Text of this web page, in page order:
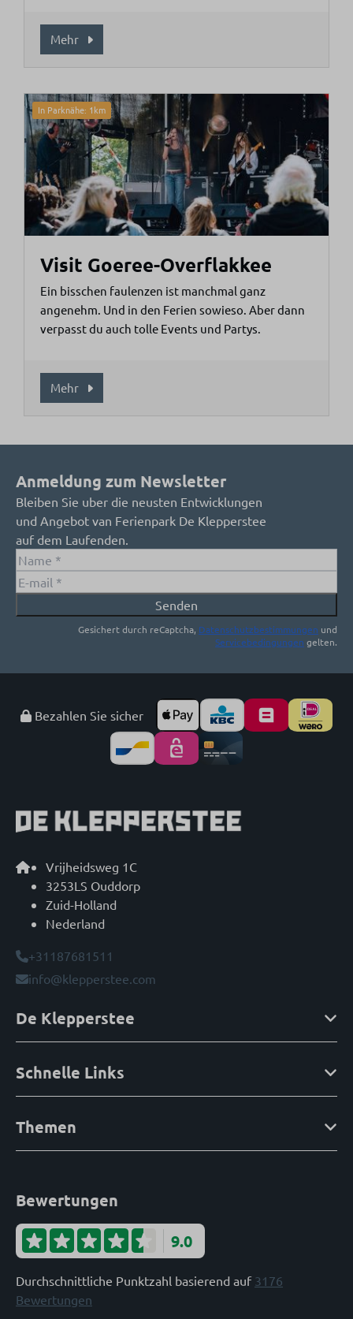
Mehr
In Parknähe: 1km
Visit Goeree-Overflakkee
Ein bisschen faulenzen ist manchmal ganz
angenehm. Und in den Ferien sowieso. Aber dann
verpasst du auch tolle Events und Partys.
Mehr
Anmeldung zum Newsletter
Bleiben Sie uber die neusten Entwicklungen
und Angebot van Ferienpark De Klepperstee
auf dem Laufenden.
Senden
Gesichert durch reCaptcha, Datenschutzbestimmungen und
Servicebedingungen gelten.
Bezahlen Sie sicher
Vrijheidsweg 1C
3253LS Ouddorp
Zuid-Holland
Nederland
+31187681511
info@klepperstee.com
De Klepperstee
Schnelle Links
Themen
Bewertungen
9.0
Durchschnittliche Punktzahl basierend auf 3176
Bewertungen